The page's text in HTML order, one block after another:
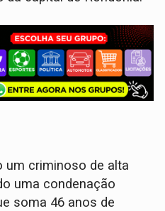
criminoso de alta
uma condenação
soma 46 anos de